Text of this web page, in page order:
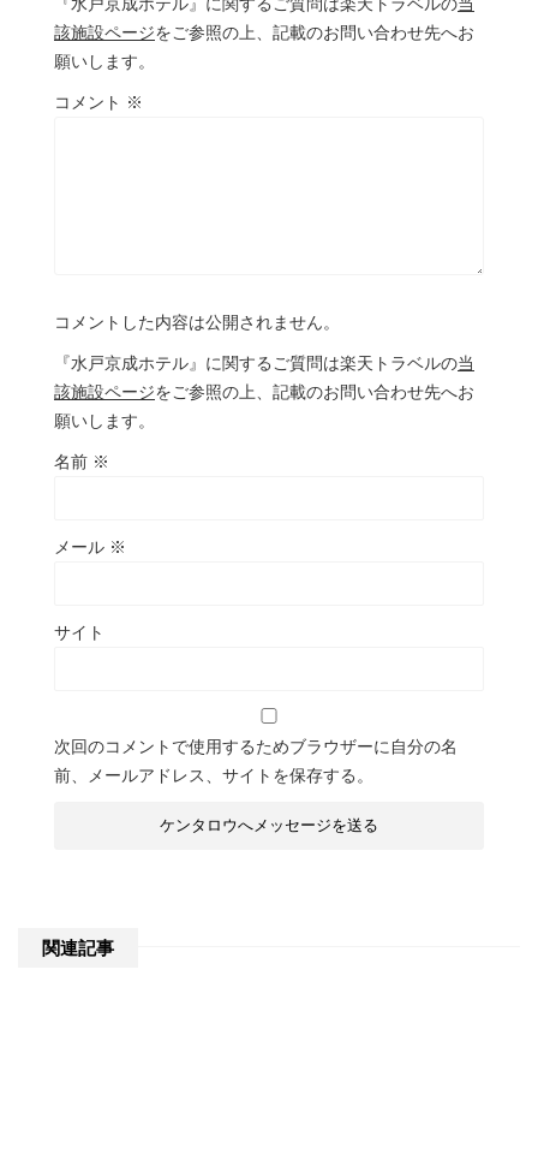
該施設ページをご参照の上、記載のお問い合わせ先へお
願いします。
コメント ※
コメントした内容は公開されません。
『水戸京成ホテル』に関するご質問は楽天トラベルの当
該施設ページをご参照の上、記載のお問い合わせ先へお
願いします。
名前 ※
メール ※
サイト
次回のコメントで使用するためブラウザーに自分の名
前、メールアドレス、サイトを保存する。
関連記事